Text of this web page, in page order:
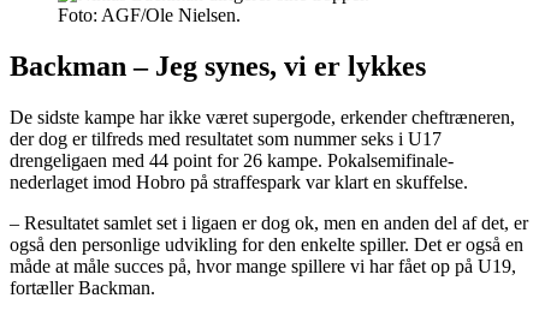
Foto: AGF/Ole Nielsen.
Backman – Jeg synes, vi er lykkes
De sidste kampe har ikke været supergode, erkender cheftræneren,
der dog er tilfreds med resultatet som nummer seks i U17
drengeligaen med 44 point for 26 kampe. Pokalsemifinale-
nederlaget imod Hobro på straffespark var klart en skuffelse.
– Resultatet samlet set i ligaen er dog ok, men en anden del af det, er
også den personlige udvikling for den enkelte spiller. Det er også en
måde at måle succes på, hvor mange spillere vi har fået op på U19,
fortæller Backman.